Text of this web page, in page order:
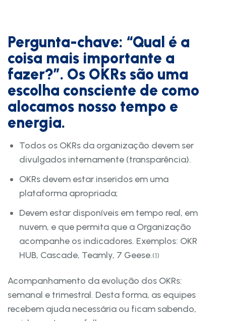
Pergunta-chave: “Qual é a
coisa mais importante a
fazer?”. Os OKRs são uma
escolha consciente de como
alocamos nosso tempo e
energia.
Todos os OKRs da organização devem ser
divulgados internamente (transparência).
OKRs devem estar inseridos em uma
plataforma apropriada;
Devem estar disponíveis em tempo real, em
nuvem, e que permita que a Organização
acompanhe os indicadores. Exemplos: OKR
HUB, Cascade, Teamly, 7 Geese.(1)
Acompanhamento da evolução dos OKRs:
semanal e trimestral. Desta forma, as equipes
recebem ajuda necessária ou ficam sabendo,